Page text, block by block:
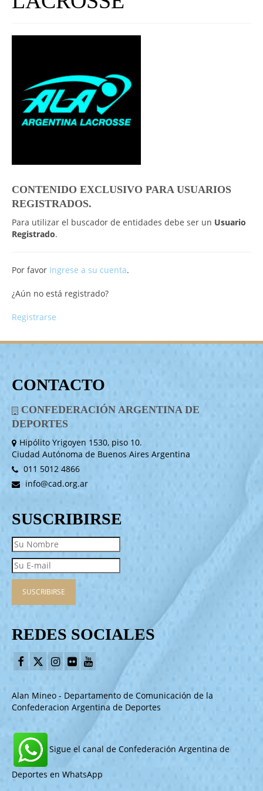
UNIVERSO CAD
NOTICIAS
CAD FEDERAL
CONTENIDO EXCLUSIVO PARA USUARIOS
REGISTRADOS.
Para utilizar el buscador de entidades debe ser un Usuario
Registrado.
Por favor Ingrese a su cuenta.
¿Aún no está registrado?
Registrarse
CONTACTO
CONFEDERACIÓN ARGENTINA DE
DEPORTES
Hipólito Yrigoyen 1530, piso 10.
Ciudad Autónoma de Buenos Aires Argentina
011 5012 4866
info@cad.org.ar
SUSCRIBIRSE
REDES SOCIALES
Alan Mineo - Departamento de Comunicación de la
Confederacion Argentina de Deportes
Sigue el canal de Confederación Argentina de
Deportes en WhatsApp